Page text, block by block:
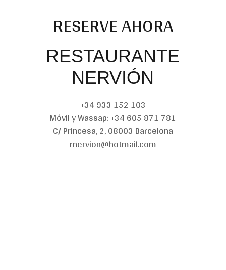
RESERVE AHORA
RESTAURANTE
NERVIÓN
+34 933 152 103
Móvil y Wassap: +34 605 871 781
C/ Princesa, 2, 08003 Barcelona
rnervion@hotmail.com